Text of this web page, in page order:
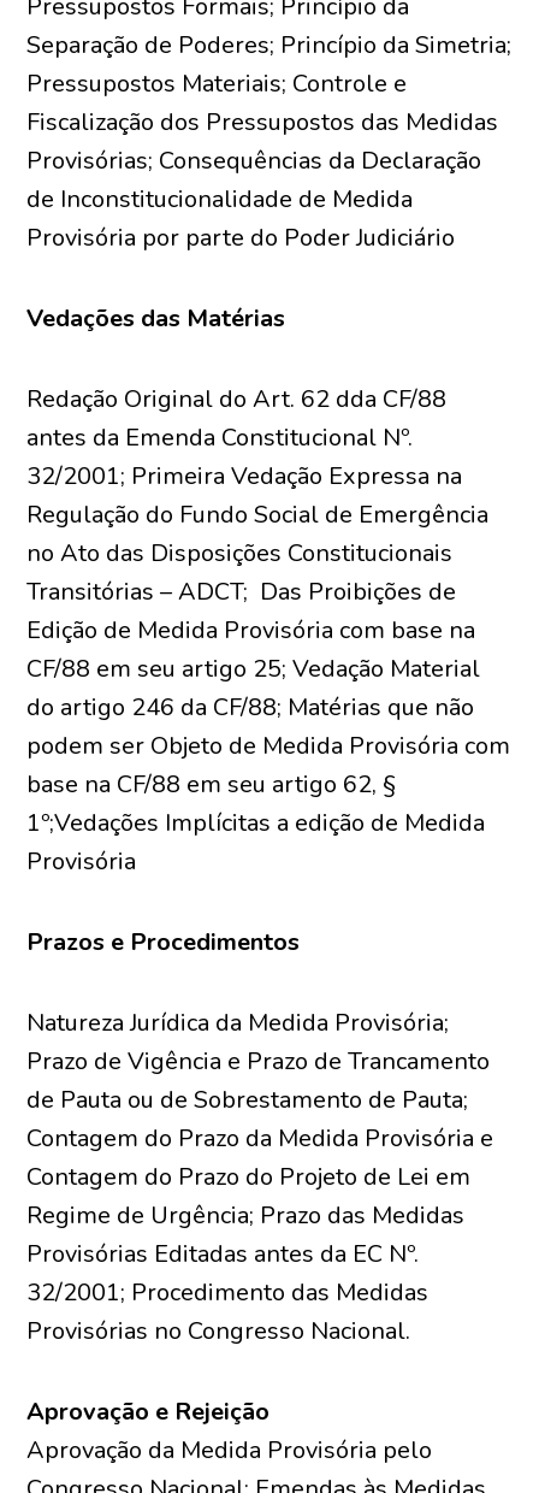
Pressupostos Formais; Princípio da
Separação de Poderes; Princípio da Simetria;
Pressupostos Materiais; Controle e
Fiscalização dos Pressupostos das Medidas
Provisórias; Consequências da Declaração
de Inconstitucionalidade de Medida
Provisória por parte do Poder Judiciário
Vedações das Matérias
Redação Original do Art. 62 dda CF/88
antes da Emenda Constitucional Nº.
32/2001; Primeira Vedação Expressa na
Regulação do Fundo Social de Emergência
no Ato das Disposições Constitucionais
Transitórias – ADCT; Das Proibições de
Edição de Medida Provisória com base na
CF/88 em seu artigo 25; Vedação Material
do artigo 246 da CF/88; Matérias que não
podem ser Objeto de Medida Provisória com
base na CF/88 em seu artigo 62, §
1º;Vedações Implícitas a edição de Medida
Provisória
Prazos e Procedimentos
Natureza Jurídica da Medida Provisória;
Prazo de Vigência e Prazo de Trancamento
de Pauta ou de Sobrestamento de Pauta;
Contagem do Prazo da Medida Provisória e
Contagem do Prazo do Projeto de Lei em
Regime de Urgência; Prazo das Medidas
Provisórias Editadas antes da EC Nº.
32/2001; Procedimento das Medidas
Provisórias no Congresso Nacional.
Aprovação e Rejeição
Aprovação da Medida Provisória pelo